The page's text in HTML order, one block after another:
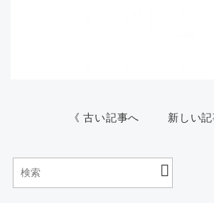
《 古い記事へ 新しい記